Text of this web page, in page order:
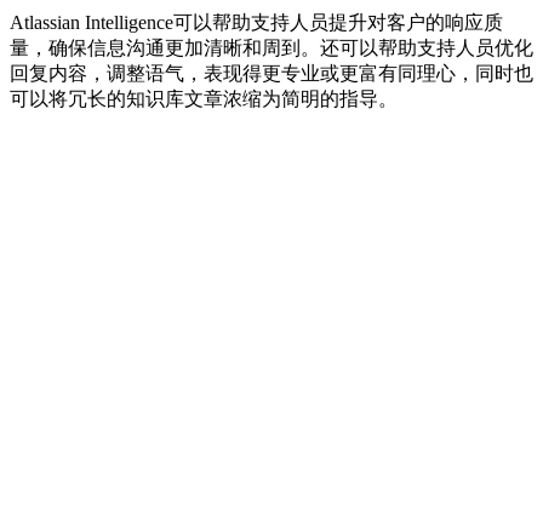
Atlassian Intelligence可以帮助支持人员提升对客户的响应质
量，确保信息沟通更加清晰和周到。还可以帮助支持人员优化
回复内容，调整语气，表现得更专业或更富有同理心，同时也
可以将冗长的知识库文章浓缩为简明的指导。